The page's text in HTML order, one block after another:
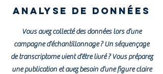
Analyse de données
Vous avez collecté des données lors d’une
campagne d’échantillonnage ? Un séquençage
de transcriptome vient d’être livré ? Vous préparez
une publication et avez besoin d’une figure claire